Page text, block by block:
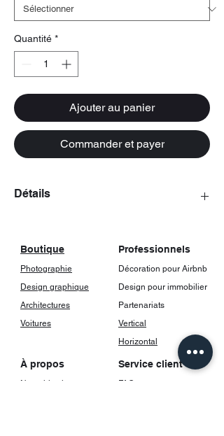
Quantité *
Ajouter au panier
Commander et payer
Détails
Boutique Professionnels
Photographie
Décoration pour Airbnb
Design graphique
Design pour immobilier
Architectures
Partenariats
Voitures
Vertical
Horizontal
À propos Service client
Notre histoire
FAQ